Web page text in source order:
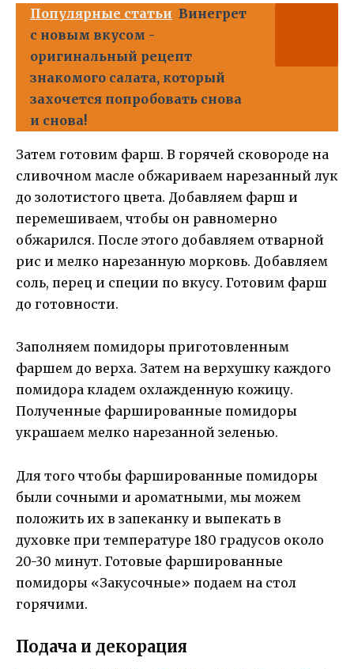
Популярные статьи Винегрет
с новым вкусом -
оригинальный рецепт
знакомого салата, который
захочется попробовать снова
и снова!
Затем готовим фарш. В горячей сковороде на
сливочном масле обжариваем нарезанный лук
до золотистого цвета. Добавляем фарш и
перемешиваем, чтобы он равномерно
обжарился. После этого добавляем отварной
рис и мелко нарезанную морковь. Добавляем
соль, перец и специи по вкусу. Готовим фарш
до готовности.
Заполняем помидоры приготовленным
фаршем до верха. Затем на верхушку каждого
помидора кладем охлажденную кожицу.
Полученные фаршированные помидоры
украшаем мелко нарезанной зеленью.
Для того чтобы фаршированные помидоры
были сочными и ароматными, мы можем
положить их в запеканку и выпекать в
духовке при температуре 180 градусов около
20-30 минут. Готовые фаршированные
помидоры «Закусочные» подаем на стол
горячими.
Подача и декорация